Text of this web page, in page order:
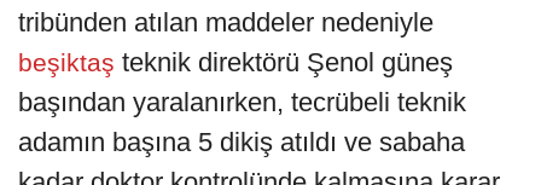
tribünden atılan maddeler nedeniyle
beşiktaş teknik direktörü Şenol güneş
başından yaralanırken, tecrübeli teknik
adamın başına 5 dikiş atıldı ve sabaha